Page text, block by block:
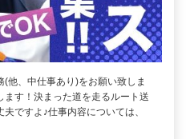
他、中仕事あり)をお願い致しま
ます！決まった道を走るルート送
ですよ♪仕事内容については、